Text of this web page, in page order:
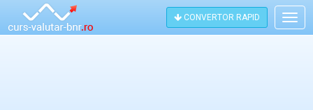
CONVERTOR RAPID